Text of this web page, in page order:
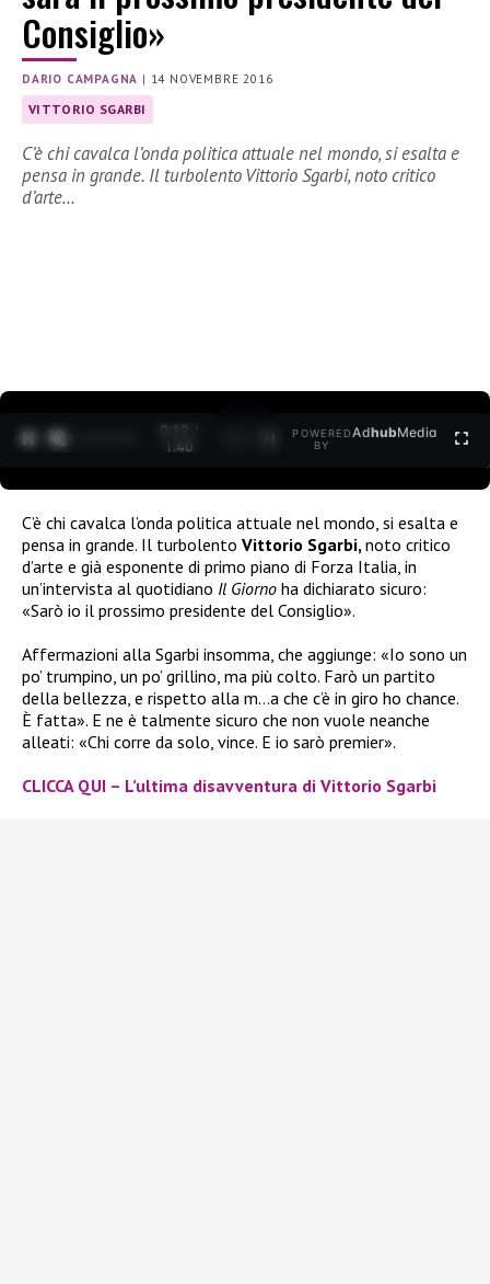
Consiglio»
DARIO CAMPAGNA | 14 NOVEMBRE 2016
VITTORIO SGARBI
C’è chi cavalca l’onda politica attuale nel mondo, si esalta e
pensa in grande. Il turbolento Vittorio Sgarbi, noto critico
d’arte…
0:12 /
1:40
POWERED
BY
AdhubMedia
C’è chi cavalca l’onda politica attuale nel mondo, si esalta e
pensa in grande. Il turbolento Vittorio Sgarbi, noto critico
d’arte e già esponente di primo piano di Forza Italia, in
un’intervista al quotidiano Il Giorno ha dichiarato sicuro:
«Sarò io il prossimo presidente del Consiglio».
Affermazioni alla Sgarbi insomma, che aggiunge: «Io sono un
po’ trumpino, un po’ grillino, ma più colto. Farò un partito
della bellezza, e rispetto alla m…a che c’è in giro ho chance.
È fatta». E ne è talmente sicuro che non vuole neanche
alleati: «Chi corre da solo, vince. E io sarò premier».
CLICCA QUI – L’ultima disavventura di Vittorio Sgarbi